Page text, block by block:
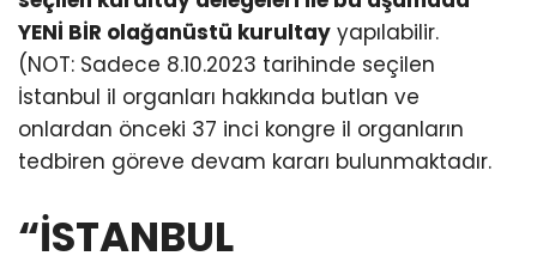
YENİ BİR olağanüstü kurultay yapılabilir.
(NOT: Sadece 8.10.2023 tarihinde seçilen
İstanbul il organları hakkında butlan ve
onlardan önceki 37 inci kongre il organların
tedbiren göreve devam kararı bulunmaktadır.
“İSTANBUL